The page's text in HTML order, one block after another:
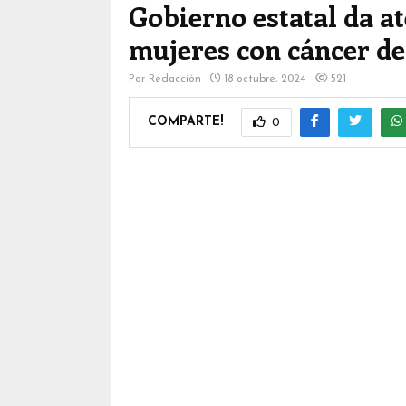
Gobierno estatal da
mujeres con cáncer
Por Redacción 18 octubre, 2024 521
COMPARTE! 0